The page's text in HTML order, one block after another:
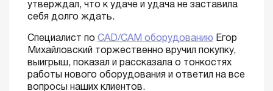
утверждал, что к удаче и удача не заставила
себя долго ждать.
Специалист по CAD/CAM оборудованию Егор
Михайловский торжественно вручил покупку,
выигрыш, показал и рассказала о тонкостях
работы нового оборудования и ответил на все
вопросы наших клиентов.